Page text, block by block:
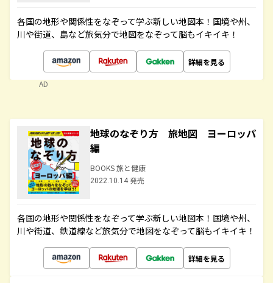
各国の地形や関係性をなぞって学ぶ新しい地図本！国境や州、
川や街道、島など旅気分で地図をなぞって脳もイキイキ！
詳細を見る
AD
地球のなぞり方 旅地図 ヨーロッパ
編
BOOKS 旅と健康
2022.10.14 発売
各国の地形や関係性をなぞって学ぶ新しい地図本！国境や州、
川や街道、鉄道線など旅気分で地図をなぞって脳もイキイキ！
詳細を見る